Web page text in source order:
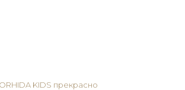
KIDS прекрасно